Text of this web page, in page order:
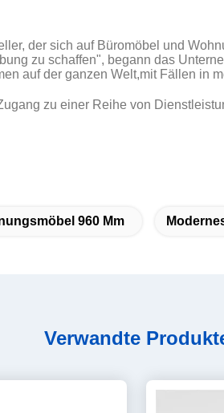
der sich auf Büromöbel und
zu schaffen", begann das
auf der ganzen Welt,mit Fällen in
zu einer Reihe von
960 Mm
Verwandte